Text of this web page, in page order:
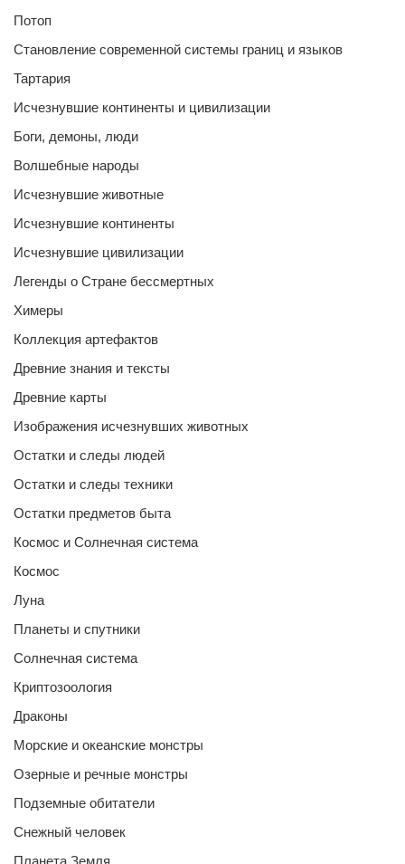
Потоп
Становление современной системы границ и языков
Тартария
Исчезнувшие континенты и цивилизации
Боги, демоны, люди
Волшебные народы
Исчезнувшие животные
Исчезнувшие континенты
Исчезнувшие цивилизации
Легенды о Стране бессмертных
Химеры
Коллекция артефактов
Древние знания и тексты
Древние карты
Изображения исчезнувших животных
Остатки и следы людей
Остатки и следы техники
Остатки предметов быта
Космос и Солнечная система
Космос
Луна
Планеты и спутники
Солнечная система
Криптозоология
Драконы
Морские и океанские монстры
Озерные и речные монстры
Подземные обитатели
Снежный человек
Планета Земля